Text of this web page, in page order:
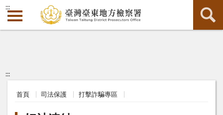
:::
:::
首頁 司法保護 打擊詐騙專區